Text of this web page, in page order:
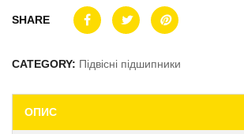
SHARE
CATEGORY: Підвісні підшипники
ОПИС